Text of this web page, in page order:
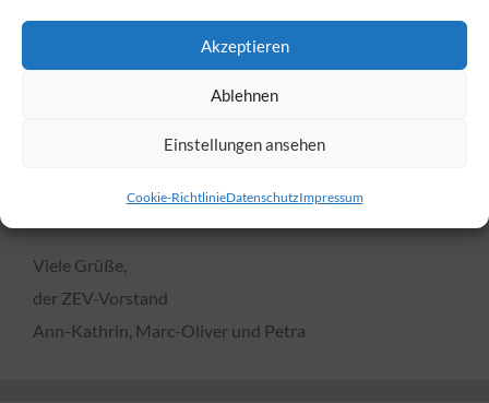
Akzeptieren
Ablehnen
Einstellungen ansehen
Cookie-RichtlinieDatenschutzImpressum
Wir danken Euch schon im Voraus für Eure Teilnahme!
Bitte leitet diese Email oder den Link zur Umfrage an
Wenn Ihr Fragen, Sorgen, Probleme, Ideen oder
Viele Grüße,
der ZEV-Vorstand
Ann-Kathrin, Marc-Oliver und Petra